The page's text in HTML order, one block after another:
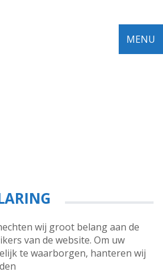
MENU
wij groot belang aan de
van de website. Om uw
te waarborgen, hanteren wij